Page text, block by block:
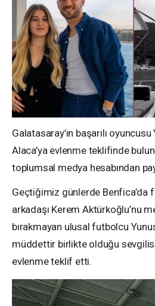
Galatasaray’ın başarılı
Alaca’ya evlenme teklifinde
toplumsal medya hesabından
Geçtiğimiz günlerde Benfica’da
arkadaşı Kerem Aktürkoğlu’nu
bırakmayan ulusal futbolcu
müddettir birlikte olduğu sevgilisi
evlenme teklif etti.